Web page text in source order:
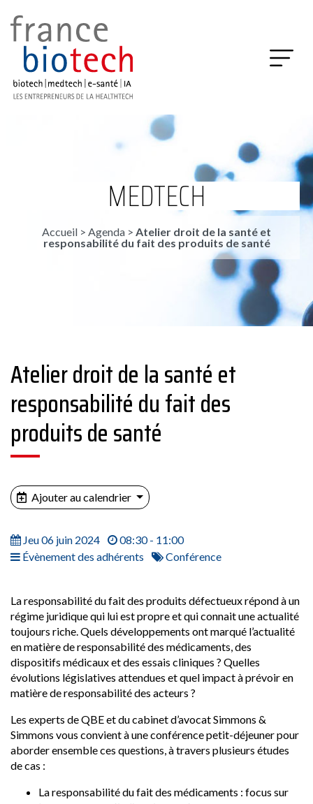
MEDTECH
Accueil > Agenda > Atelier droit de la santé et
responsabilité du fait des produits de santé
Atelier droit de la santé et
responsabilité du fait des
produits de santé
Ajouter au calendrier
Jeu 06 juin 2024
08:30 - 11:00
Évènement des adhérents
Conférence
La responsabilité du fait des produits défectueux répond à un
régime juridique qui lui est propre et qui connait une actualité
toujours riche. Quels développements ont marqué l’actualité
en matière de responsabilité des médicaments, des
dispositifs médicaux et des essais cliniques ? Quelles
évolutions législatives attendues et quel impact à prévoir en
matière de responsabilité des acteurs ?
Les experts de QBE et du cabinet d’avocat Simmons &
Simmons vous convient à une conférence petit-déjeuner pour
aborder ensemble ces questions, à travers plusieurs études
de cas :
La responsabilité du fait des médicaments : focus sur